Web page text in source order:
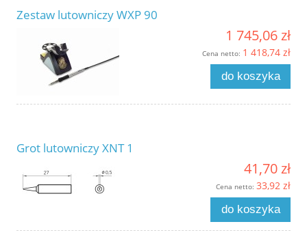
Zestaw lutowniczy WXP 90
1 745,06 zł
Cena netto: 1 418,74 zł
do koszyka
Grot lutowniczy XNT 1
41,70 zł
Cena netto: 33,92 zł
do koszyka